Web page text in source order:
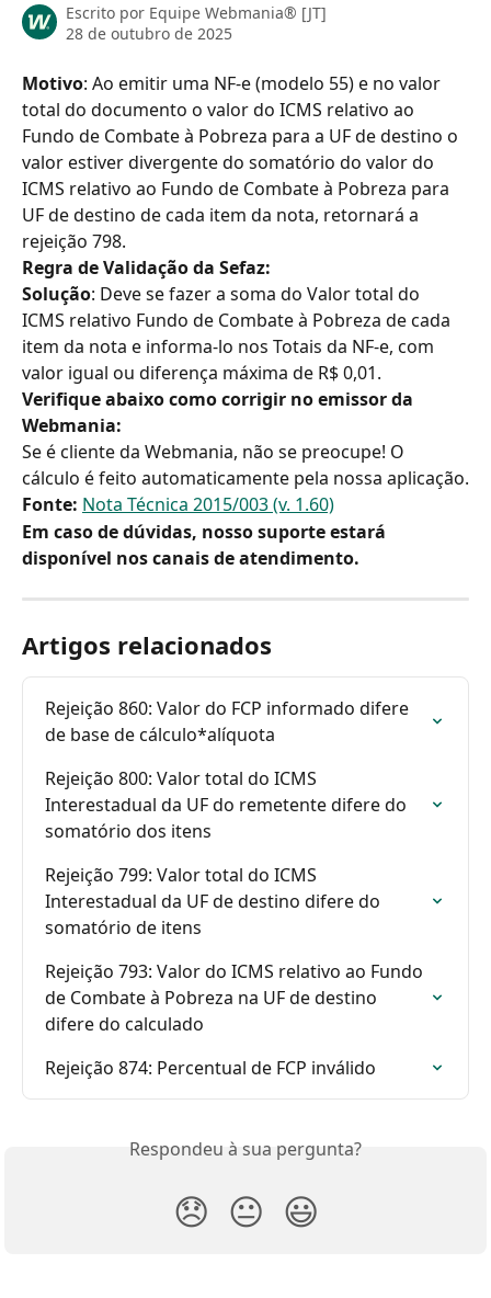
Escrito por Equipe Webmania® [JT]
28 de outubro de 2025
Motivo: Ao emitir uma NF-e (modelo 55) e no valor
total do documento o valor do ICMS relativo ao
Fundo de Combate à Pobreza para a UF de destino o
valor estiver divergente do somatório do valor do
ICMS relativo ao Fundo de Combate à Pobreza para
UF de destino de cada item da nota, retornará a
rejeição 798.
Regra de Validação da Sefaz:
Solução: Deve se fazer a soma do Valor total do
ICMS relativo Fundo de Combate à Pobreza de cada
item da nota e informa-lo nos Totais da NF-e, com
valor igual ou diferença máxima de R$ 0,01.
Verifique abaixo como corrigir no emissor da
Webmania:
Se é cliente da Webmania, não se preocupe! O
cálculo é feito automaticamente pela nossa aplicação.
Fonte: Nota Técnica 2015/003 (v. 1.60)
Em caso de dúvidas, nosso suporte estará
disponível nos canais de atendimento.
Artigos relacionados
Rejeição 860: Valor do FCP informado difere
de base de cálculo*alíquota
Rejeição 800: Valor total do ICMS
Interestadual da UF do remetente difere do
somatório dos itens
Rejeição 799: Valor total do ICMS
Interestadual da UF de destino difere do
somatório de itens
Rejeição 793: Valor do ICMS relativo ao Fundo
de Combate à Pobreza na UF de destino
difere do calculado
Rejeição 874: Percentual de FCP inválido
Respondeu à sua pergunta?
😞 😐 😃